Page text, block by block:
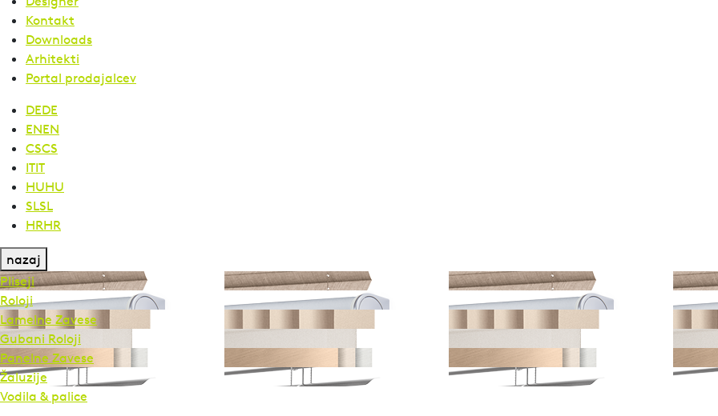
Kontakt
Downloads
Arhitekti
Portal prodajalcev
DEDE
ENEN
CSCS
ITIT
HUHU
SLSL
HRHR
nazaj
Pliseji
Roloji
Lamelne Zavese
Gubani Roloji
Panelne Zavese
Žaluzije
Vodila & palice